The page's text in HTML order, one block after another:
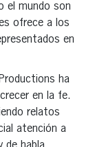
el mundo son
ofrece a los
en
ha
en la fe.
relatos
atención a